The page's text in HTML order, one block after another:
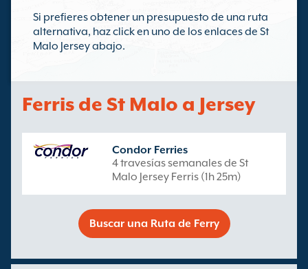
Si prefieres obtener un presupuesto de una ruta
alternativa, haz click en uno de los enlaces de St
Malo Jersey abajo.
Ferris de St Malo a Jersey
Condor Ferries
4 travesías semanales de St
Malo Jersey Ferris (1h 25m)
Buscar una Ruta de Ferry